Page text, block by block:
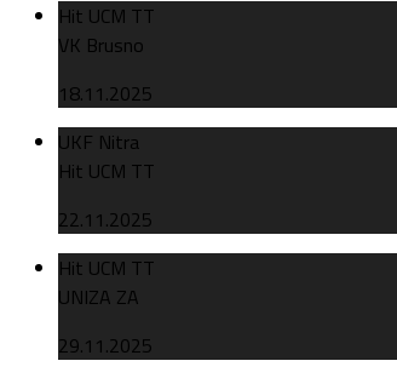
Hit UCM TT
VK Brusno
18.11.2025
UKF Nitra
Hit UCM TT
22.11.2025
Hit UCM TT
UNIZA ZA
29.11.2025